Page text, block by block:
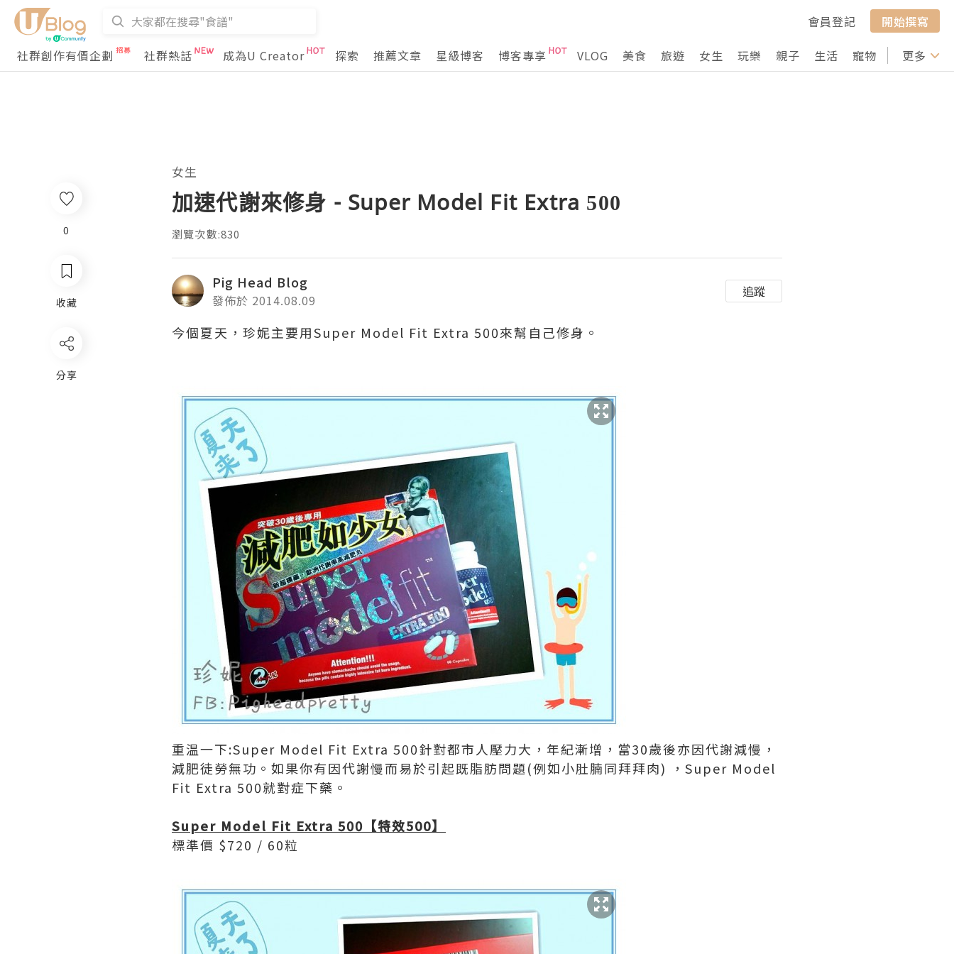
會員登記
開始撰寫
社群創作有價企劃
社群熱話 成為U Creator 探索 推薦文章 星級博客 博客專享 VLOG 美食 旅遊 女生 玩樂 親子 生活 寵物 行山 打卡
更多
0
收藏
分享
女生
加速代謝來修身 - Super Model Fit Extra 500
瀏覽次數:830
Pig Head Blog
發佈於 2014.08.09
追蹤
今個夏天，珍妮主要用Super Model Fit Extra 500來幫自己修身。
重温一下:Super Model Fit Extra 500針對都市人壓力大，年紀漸增，當30歲後亦因代謝減慢，
減肥徒勞無功。如果你有因代謝慢而易於引起既脂肪問題(例如小肚腩同拜拜肉) ，Super Model
Fit Extra 500就對症下藥。
Super Model Fit Extra 500 【特效500】
標準價 $720 / 60粒